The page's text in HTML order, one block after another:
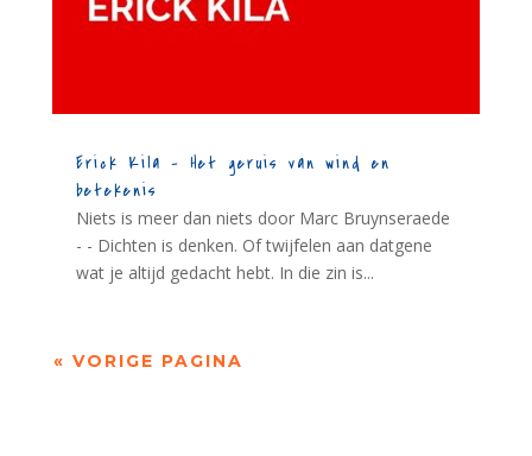
Erick Kila – Het geruis van wind en
betekenis
Niets is meer dan niets door Marc Bruynseraede
- - Dichten is denken. Of twijfelen aan datgene
wat je altijd gedacht hebt. In die zin is...
« VORIGE PAGINA